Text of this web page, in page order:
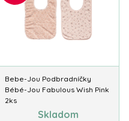
Bebe-Jou Podbradníčky
Bébé-Jou Fabulous Wish Pink
2ks
Skladom